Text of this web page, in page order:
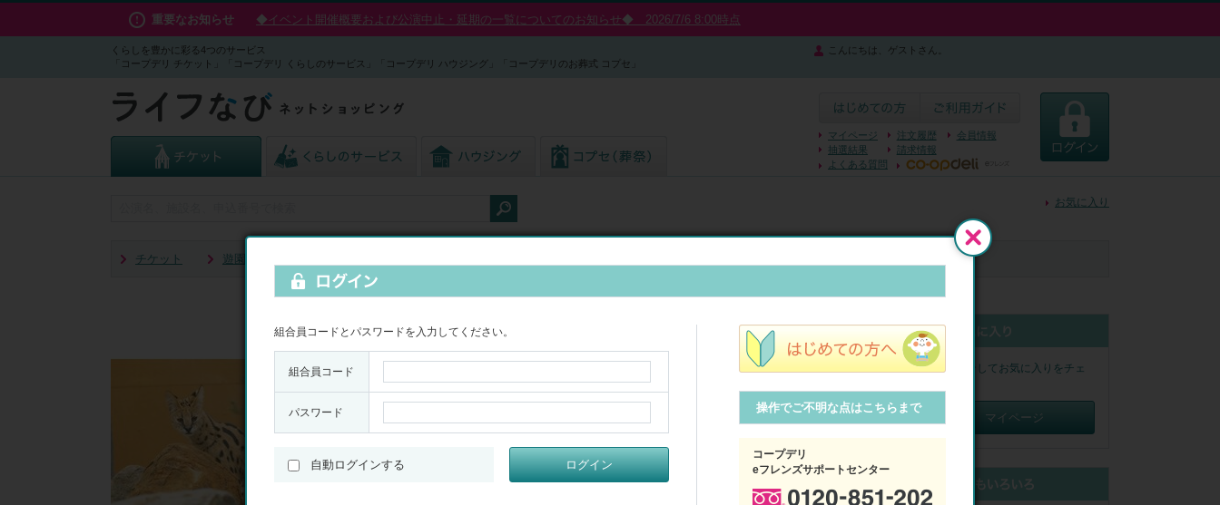
重要なお知らせ ◆イベント開催概要および公演中止・延期の一覧についてのお知らせ◆ 2026/7/6 8:00時点
くらしを豊かに彩る4つのサービス
「コープデリ チケット」「コープデリ くらしのサービス」「コープデリ ハウジング」「コープデリのお葬式 コプセ」
こんにちは、ゲストさん。
マイページ 注文履歴
会員情報
抽選結果
請求情報
よくある質問
お気に入り
チケット 遊園地・水族館
金券付王国パスポート前売券ならお得!
【電子】那須どうぶつ王国 1,200円分引換金券付王国パスポート前売券
2026
※当日、入口にて画面をご提示ください。金券1,200円分は入国時のお渡しとなりま
※有効期限の切れたチケットの買い取り、期間延長はお断りさせていただきます。
※1,200円分引替金券付王国パスポート前売券(金券1,200円分+入国料)当日窓口価格大人
ログインしてお気に入りをチェ
マイページ
組合員コードとパスワードを入力してください。
組合員コード
パスワード
自動ログインする ログイン
操作でご不明な点はこちらまで
コープデリ
eフレンズサポートセンター